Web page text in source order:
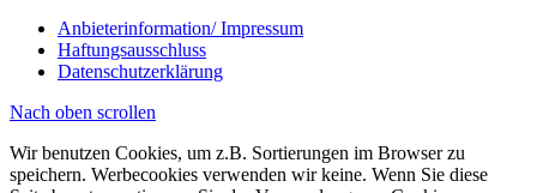
Anbieterinformation/ Impressum
Haftungsausschluss
Datenschutzerklärung
Nach oben scrollen
Wir benutzen Cookies, um z.B. Sortierungen im Browser zu
speichern. Werbecookies verwenden wir keine. Wenn Sie diese